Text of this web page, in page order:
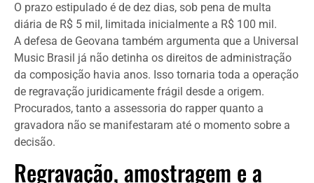
O prazo estipulado é de dez dias, sob pena de multa
diária de R$ 5 mil, limitada inicialmente a R$ 100 mil.
A defesa de Geovana também argumenta que a Universal
Music Brasil já não detinha os direitos de administração
da composição havia anos. Isso tornaria toda a operação
de regravação juridicamente frágil desde a origem.
Procurados, tanto a assessoria do rapper quanto a
gravadora não se manifestaram até o momento sobre a
decisão.
Regravação, amostragem e a